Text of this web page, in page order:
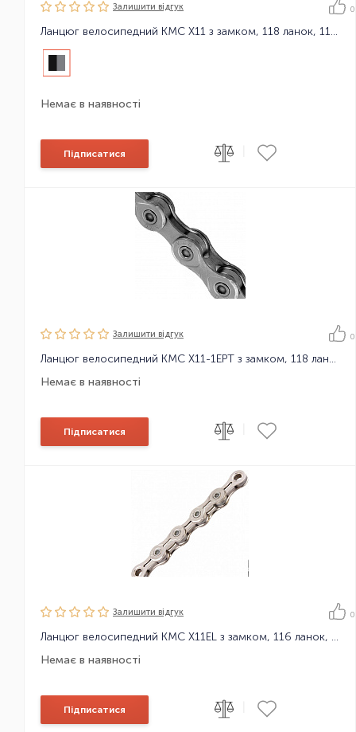
Залишити вiдгук 0
Ланцюг велосипедний KMC X11 з замком, 118 ланок, 11 зірок
Немає в наявності
Підписатися
Залишити вiдгук 0
Ланцюг велосипедний KMC X11-1EPT з замком, 118 ланок
Немає в наявності
Підписатися
Залишити вiдгук 0
Ланцюг велосипедний KMC X11EL з замком, 116 ланок, 11 зірок
Немає в наявності
Підписатися